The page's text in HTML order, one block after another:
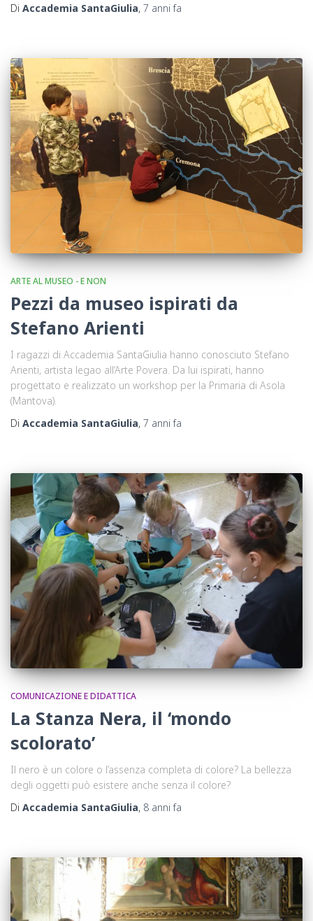
Di Accademia SantaGiulia, 7 anni fa
ARTE AL MUSEO - E NON
Pezzi da museo ispirati da
Stefano Arienti
I ragazzi di Accademia SantaGiulia hanno conosciuto Stefano
Arienti, artista legao all’Arte Povera. Da lui ispirati, hanno
progettato e realizzato un workshop per la Primaria di Asola
(Mantova).
Di Accademia SantaGiulia, 7 anni fa
COMUNICAZIONE E DIDATTICA
La Stanza Nera, il ‘mondo
scolorato’
Il nero è un colore o l’assenza completa di colore? La bellezza
degli oggetti può esistere anche senza il colore?
Di Accademia SantaGiulia, 8 anni fa